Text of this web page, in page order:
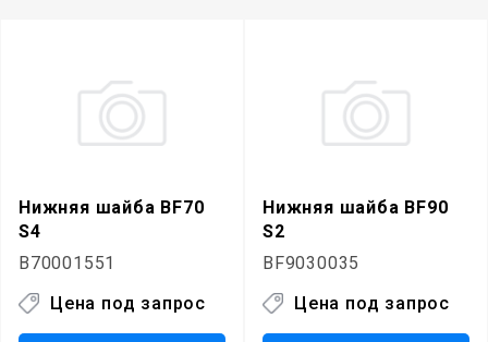
Нижняя шайба BF70
S4
B70001551
Цена под запрос
Нижняя шайба BF90
S2
BF9030035
Цена под запрос